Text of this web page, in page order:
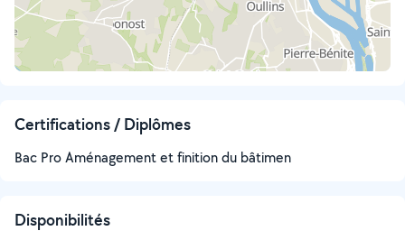
Certifications / Diplômes
Bac Pro Aménagement et finition du bâtimen
Disponibilités